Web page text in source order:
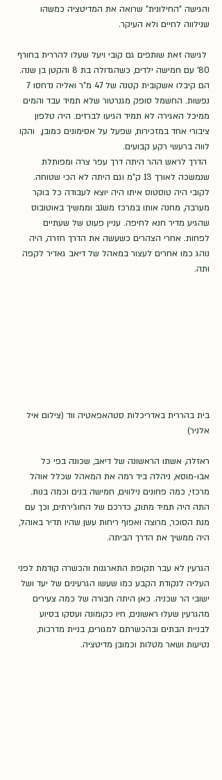
והגישה "החילונית" שרואה את המדיטציה כמשהו
שנילווה לחיים ולא העיקר.
לגישה זאת שותפים גם קובי ויעל שעלו להררית בחורף
80' עם חמישה ילדים, כשהגדולה בת 8 והקטן בן שנה.
נפשות. החשמל סופק מגנרטור שלא תמיד עבד והמים
ממיכל האגירה לא תמיד הגיעו לברזים. היה טלפון
ציבורי אחד במזכירות, שפעל על אסימונים כמובן,  והקו
לווה ברעשי רקע קבועים.
הדרך לראש ההר היתה דרך עפר צרה ומפותלת
שנמשכה לאורך 13 ק"מ וגם היתה לא הכי שטוחה.
לקובי היה טוסטוס איתו היה יוצא לעבודה כל בוקר
מערבה, מחנה אותו במרכז משגב וממשיך באוטובוס
שהגיע מדיר חנא לחיפה. עניין פעוט של שעתיים
לפחות. אחרי הצהרים כשעשה את הדרך חזרה, היה
נוהג כמו אחרים לעצור במאהל של דיאב גאדיר לקפה
ותה.
בית בהררית באדריכלות סטהאפאטיה ווד (צילום איל
אלניר)
ראזלה, אשתו הראשונה של דיאב, שכונה בפי כל
אבו-מוסא, ניהלה ביד רמה את המאהל שכלל אוהל
מרכזי, כמה פחונים נילווים, חמישה בנים וכמה בנות.
התה היה תמיד מתוק, כדרכם של החוג'ירתים, וכך עם
מנת הסוכר, מרוצה ואפוף ריחות עשן שהיו תדיר באוהל,
היה ממשיך את הדרך הביתה.
הגרעין לא עבר תקופת התארגנות והכשרה קודמת לפני
העליה לנקודת הקבע כמו שעשו הגרעינים של יעד ושל
ישובי הר שכניה. כאן היתה חבורה של כמה צעירים
מהגרעין שעלו ראשונים, חיו כקומונה ועסקו בסיוע
לבניית הבתים ובהכשרתם למגורים, בניית מדרכות,
נטיעות ושאר מטלות וכמובן מדיטציה.